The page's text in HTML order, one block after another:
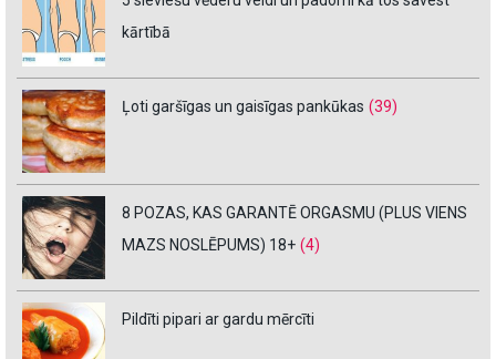
kārtībā
Ļoti garšīgas un gaisīgas pankūkas (39)
8 POZAS, KAS GARANTĒ ORGASMU (PLUS VIENS
MAZS NOSLĒPUMS) 18+ (4)
Pildīti pipari ar gardu mērcīti